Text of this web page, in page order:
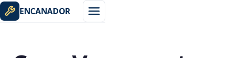
ENCANADOR